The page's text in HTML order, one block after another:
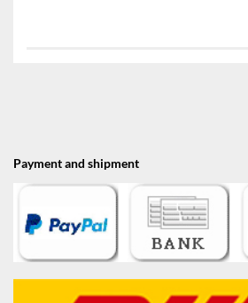
Payment and shipment